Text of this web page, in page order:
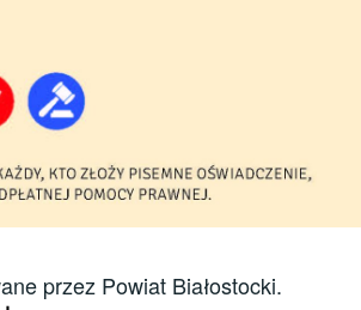
przez Powiat Białostocki.